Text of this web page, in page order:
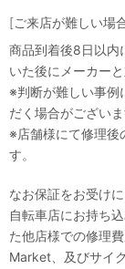
[ご来店が難しい場
商品到着後8日以内
いた後にメーカー
※判断が難しい事例
だく場合がございま
※店舗様にて修理後
す。
なお保証をお受け
自転車店にお持ち
た他店様での修理
Market、及びサイ